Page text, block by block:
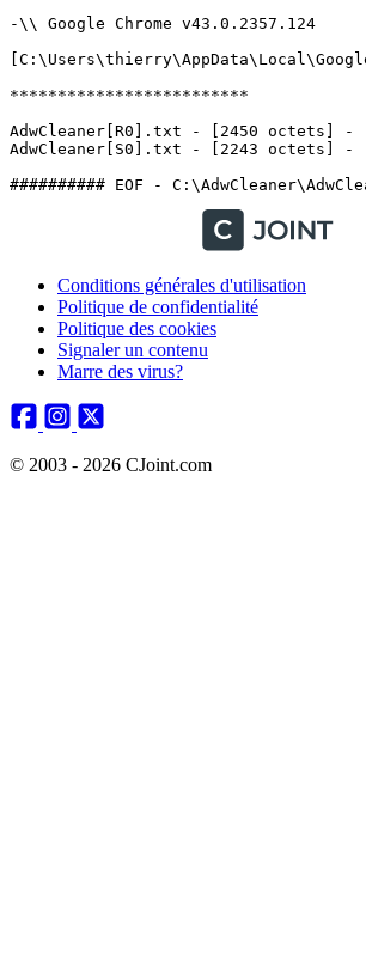
-\\ Google Chrome v43.0.2357.124
*************************
AdwCleaner[R0].txt - [2450 octets] -
AdwCleaner[S0].txt - [2243 octets] -
Conditions générales d'utilisation
Politique de confidentialité
Politique des cookies
Signaler un contenu
Marre des virus?
© 2003 - 2026 CJoint.com